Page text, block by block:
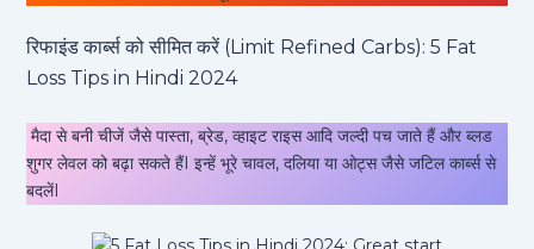
रिफाइंड कार्ब्स को सीमित करें (Limit Refined Carbs): 5 Fat
Loss Tips in Hindi 2024
मैदा से बनी चीजें जैसे पास्ता, ब्रेड, व्हाइट राइस आदि जल्दी पच जाते हैं और ब्लड
शुगर लेवल को बढ़ा सकते हैंI इन्हें भूरे चावल, दलिया या ओट्स जैसे जटिल कार्ब्स से
बदलेंI